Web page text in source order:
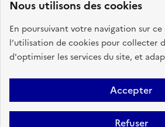
Nous utilisons des cookies
En poursuivant votre navigation sur
l’utilisation de cookies pour collecter
d'optimiser les services du site, et
Accepter
Refuser
Légales
Données personnelles Gestion